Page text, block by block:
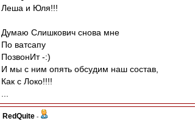
Леша и Юля!!!
Думаю Слишкович снова мне
По ватсапу
ПозвонИт -:)
И мы с ним опять обсудим наш состав,
Как с Локо!!!!
RedQuite -